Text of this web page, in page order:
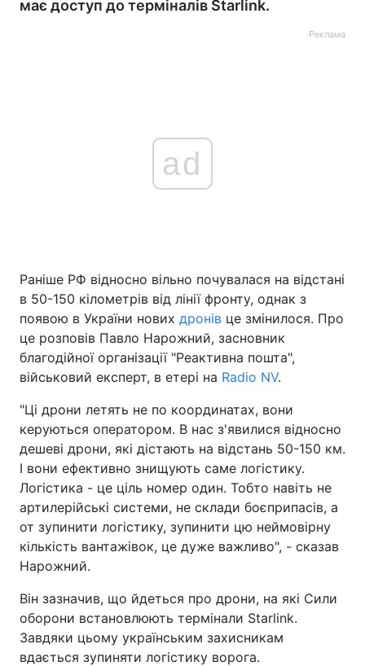
має доступ до терміналів Starlink.
Реклама
ad
Раніше РФ відносно вільно почувалася на відстані
в 50-150 кілометрів від лінії фронту, однак з
появою в України нових дронів це змінилося. Про
це розповів Павло Нарожний, засновник
благодійної організації "Реактивна пошта",
військовий експерт, в етері на Radio NV.
"Ці дрони летять не по координатах, вони
керуються оператором. В нас з'явилися відносно
дешеві дрони, які дістають на відстань 50-150 км.
І вони ефективно знищують саме логістику.
Логістика - це ціль номер один. Тобто навіть не
артилерійські системи, не склади боєприпасів, а
от зупинити логістику, зупинити цю неймовірну
кількість вантажівок, це дуже важливо", - сказав
Нарожний.
Він зазначив, що йдеться про дрони, на які Сили
оборони встановлюють термінали Starlink.
Завдяки цьому українським захисникам
вдається зупиняти логістику ворога.